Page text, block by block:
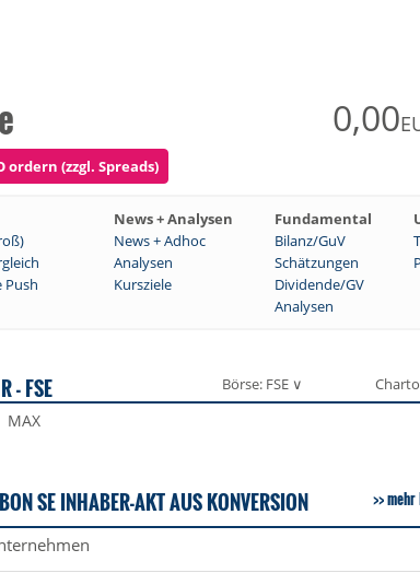
0,00
ordern (zzgl. Spreads)
News + Analysen Fundamental
News + Adhoc Bilanz/GuV
Analysen Schätzungen
Push Kursziele Dividende/GV
Analysen
- FSE Börse: FSE ∨
MAX
SE INHABER-AKT AUS KONVERSION mehr